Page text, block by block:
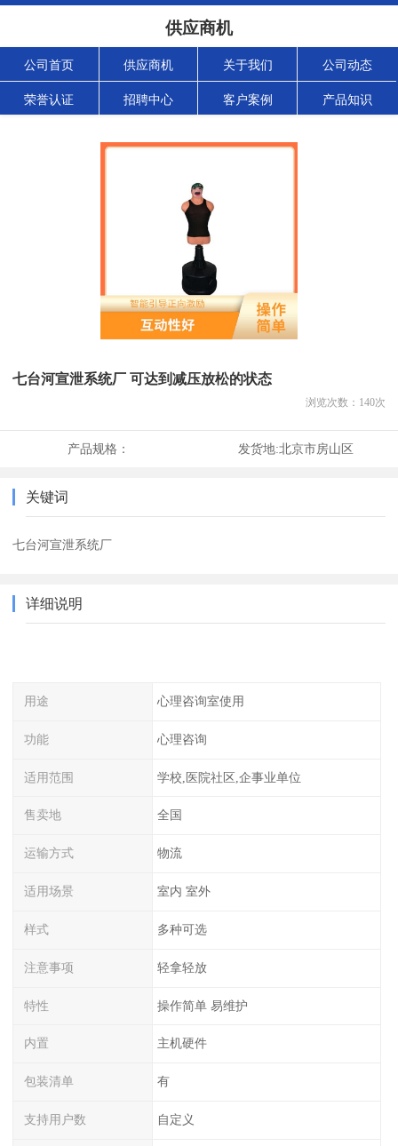
供应商机
公司首页 供应商机 关于我们 公司动态
荣誉认证 招聘中心 客户案例 产品知识
七台河宣泄系统厂 可达到减压放松的状态
浏览次数： 140次
产品规格： 发货地:北京市房山区
关键词
七台河宣泄系统厂
详细说明
用途 心理咨询室使用
功能 心理咨询
适用范围 学校,医院社区,企事业单位
售卖地 全国
运输方式 物流
适用场景 室内 室外
样式 多种可选
注意事项 轻拿轻放
特性 操作简单 易维护
内置 主机硬件
包装清单 有
支持用户数 自定义